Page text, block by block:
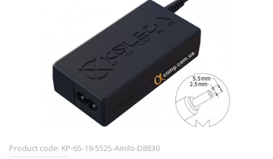
Product code: KP-65-19-5525-Amilo-D8830